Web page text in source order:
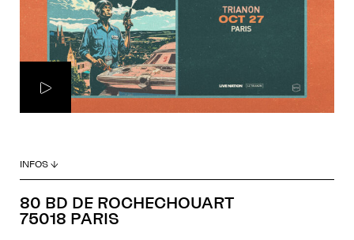
INFOS ↓
80 BD DE ROCHECHOUART
75018 PARIS